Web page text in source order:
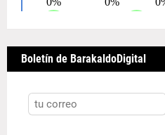
Boletín de BarakaldoDigital